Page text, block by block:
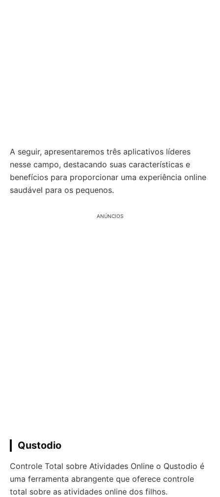
A seguir, apresentaremos três aplicativos líderes
nesse campo, destacando suas características e
benefícios para proporcionar uma experiência online
saudável para os pequenos.
ANÚNCIOS
Qustodio
Controle Total sobre Atividades Online o Qustodio é
uma ferramenta abrangente que oferece controle
total sobre as atividades online dos filhos.